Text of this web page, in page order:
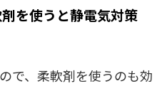
を使うと静電気対策
で、柔軟剤を使うのも効